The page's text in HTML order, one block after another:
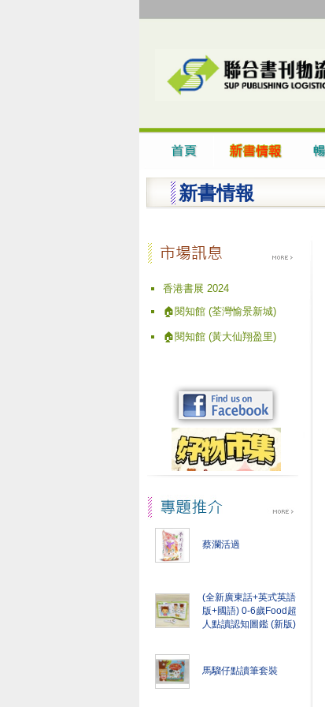
新書情報
香港書展 2024
🏠閱知館 (荃灣愉景新城)
🏠閱知館 (黃大仙翔盈里)
蔡瀾活過
(全新廣東話+英式英語
版+國語) 0-6歲Food超
人點讀認知圖鑑 (新版)
馬騮仔點讀筆套裝